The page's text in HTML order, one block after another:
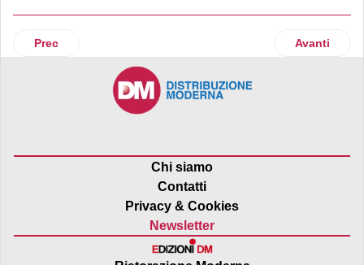
Articolo precedente: Corporate responsability: Vgp
Prec Articolo
Avanti
Chi siamo
Contatti
Privacy & Cookies
Newsletter